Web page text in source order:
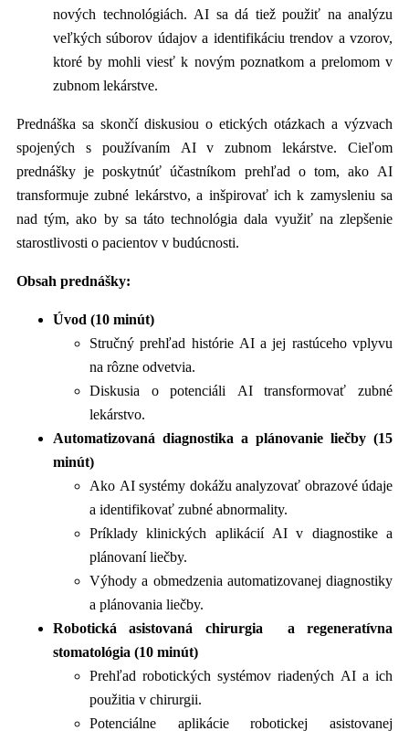
nových technológiách. AI sa dá tiež použiť na analýzu
veľkých súborov údajov a identifikáciu trendov a vzorov,
ktoré by mohli viesť k novým poznatkom a prelomom v
zubnom lekárstve.
Prednáška sa skončí diskusiou o etických otázkach a výzvach
spojených s používaním AI v zubnom lekárstve. Cieľom
prednášky je poskytnúť účastníkom prehľad o tom, ako AI
transformuje zubné lekárstvo, a inšpirovať ich k zamysleniu sa
nad tým, ako by sa táto technológia dala využiť na zlepšenie
starostlivosti o pacientov v budúcnosti.
Obsah prednášky:
Úvod (10 minút)
Stručný prehľad histórie AI a jej rastúceho vplyvu
na rôzne odvetvia.
Diskusia o potenciáli AI transformovať zubné
lekárstvo.
Automatizovaná diagnostika a plánovanie liečby (15
minút)
Ako AI systémy dokážu analyzovať obrazové údaje
a identifikovať zubné abnormality.
Príklady klinických aplikácií AI v diagnostike a
plánovaní liečby.
Výhody a obmedzenia automatizovanej diagnostiky
a plánovania liečby.
Robotická asistovaná chirurgia a regeneratívna
stomatológia (10 minút)
Prehľad robotických systémov riadených AI a ich
použitia v chirurgii.
Potenciálne aplikácie robotickej asistovanej